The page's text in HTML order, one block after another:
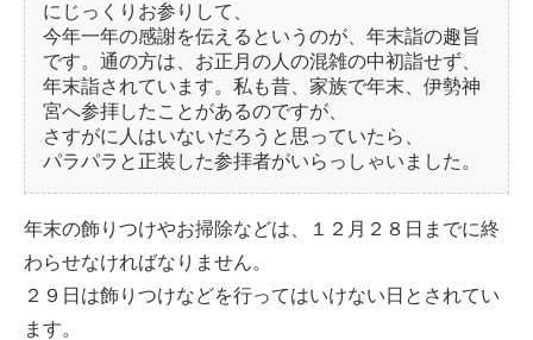
にじっくりお参りして、
今年一年の感謝を伝えるというのが、年末詣の趣旨
です。通の方は、お正月の人の混雑の中初詣せず、
年末詣されています。私も昔、家族で年末、伊勢神
宮へ参拝したことがあるのですが、
さすがに人はいないだろうと思っていたら、
パラパラと正装した参拝者がいらっしゃいました。
年末の飾りつけやお掃除などは、１２月２８日までに終
わらせなければなりません。
２９日は飾りつけなどを行ってはいけない日とされてい
ます。